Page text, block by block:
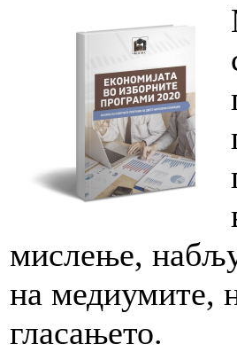
мислење,
на медиумите,
гласањето.